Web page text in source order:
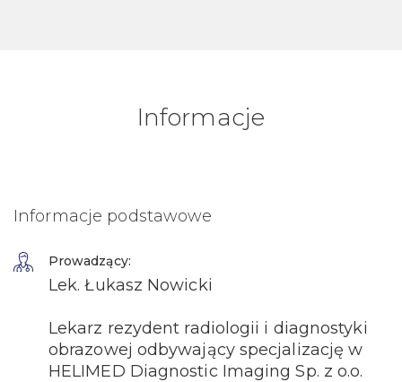
Informacje
Informacje podstawowe
Prowadzący:
Lek. Łukasz Nowicki
Lekarz rezydent radiologii i diagnostyki
obrazowej odbywający specjalizację w
HELIMED Diagnostic Imaging Sp. z o.o.